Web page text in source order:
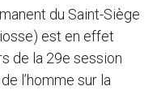
du Saint-Siège
est en effet
de la 29e session
l’homme sur la